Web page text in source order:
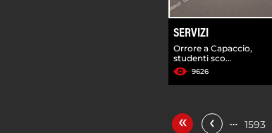
SERVIZI
Orrore a Capaccio,
studenti sco...
9626
« ‹ … 1593